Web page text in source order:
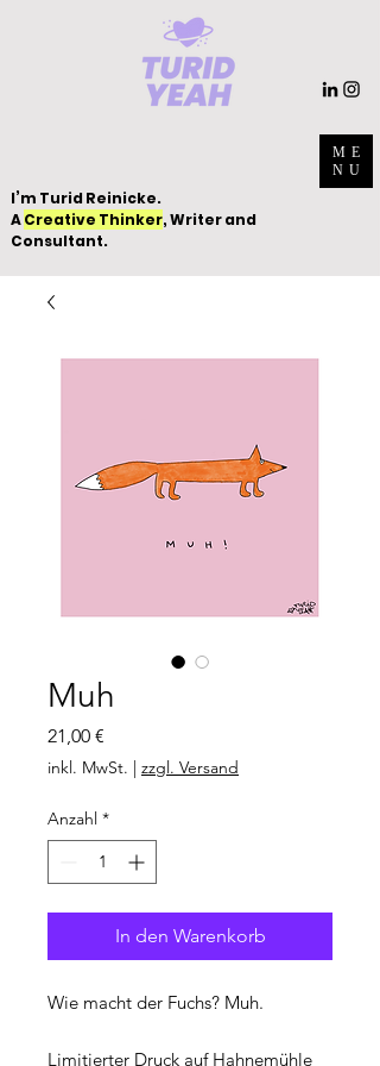
ME
NU
I’m Turid Reinicke.
ACreative Thinker, Writer and
Consultant.
Muh
21,00 €
inkl. MwSt. | zzgl. Versand
Anzahl *
In den Warenkorb
Wie macht der Fuchs? Muh.
Limitierter Druck auf Hahnemühle